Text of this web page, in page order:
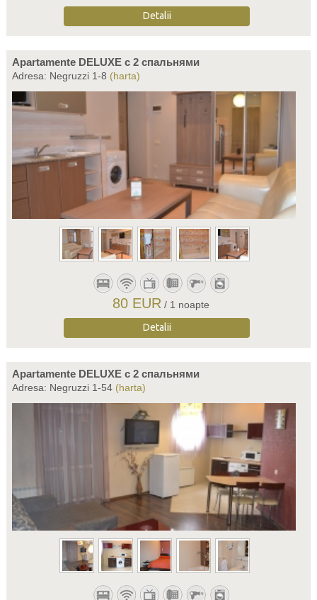
Detalii
Apartamente DELUXE c 2 спальнями
Adresa: Negruzzi 1-8 (harta)
80 EUR / 1 noapte
Detalii
Apartamente DELUXE c 2 спальнями
Adresa: Negruzzi 1-54 (harta)